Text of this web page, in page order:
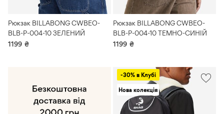
Рюкзак BILLABONG CWBEO-
BLB-P-004-10 ЗЕЛЕНИЙ
1199 ₴
Рюкзак BILLABONG CWBEO-
BLB-P-004-10 ТЕМНО-СИНІЙ
1199 ₴
-30% в Клубі
Нова колекція